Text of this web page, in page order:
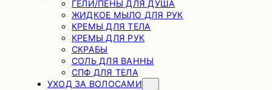
ГЕЛИ/ПЕНЫ ДЛЯ ДУША
ЖИДКОЕ МЫЛО ДЛЯ РУК
КРЕМЫ ДЛЯ ТЕЛА
КРЕМЫ ДЛЯ РУК
СКРАБЫ
СОЛЬ ДЛЯ ВАННЫ
СПФ ДЛЯ ТЕЛА
УХОД ЗА ВОЛОСАМИ